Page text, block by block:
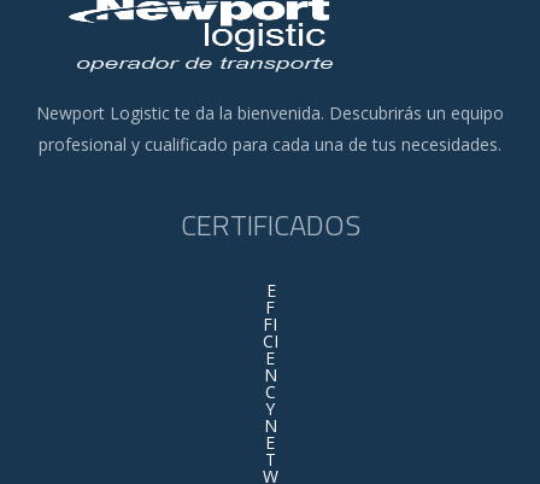
Newport Logistic te da la bienvenida. Descubrirás un equipo
profesional y cualificado para cada una de tus necesidades.
CERTIFICADOS
E
F
FI
CI
E
N
C
Y
N
E
T
W